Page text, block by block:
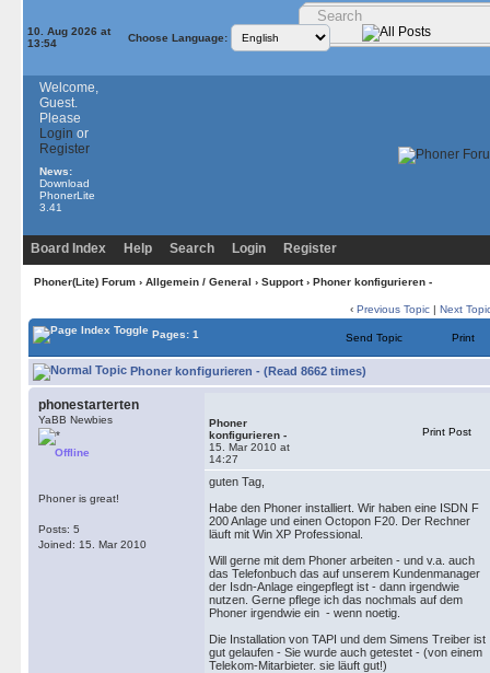
10. Aug 2026 at
13:54
Choose Language:
Welcome,
Guest.
Please
Login or
Register
News:
Download
PhonerLite
3.41
Board Index Help Search Login Register
Phoner(Lite) Forum› Allgemein / General › Support› Phoner konfigurieren -
‹ Previous Topic | Next
Pages: 1 Send Topic Print
Phoner konfigurieren - (Read 8662 times)
phonestarterten
YaBB Newbies
Offline
Phoner is great!
Posts: 5
Joined: 15. Mar 2010
Phoner
konfigurieren -
15. Mar 2010 at
14:27
Print Post
guten Tag,
Habe den Phoner installiert. Wir haben eine ISDN F
200 Anlage und einen Octopon F20. Der Rechner
läuft mit Win XP Professional.
Will gerne mit dem Phoner arbeiten - und v.a. auch
das Telefonbuch das auf unserem Kundenmanager
der Isdn-Anlage eingepflegt ist - dann irgendwie
nutzen. Gerne pflege ich das nochmals auf dem
Phoner irgendwie ein - wenn noetig.
Die Installation von TAPI und dem Simens Treiber ist
gut gelaufen - Sie wurde auch getestet - (von einem
Telekom-Mitarbieter. sie läuft gut!)